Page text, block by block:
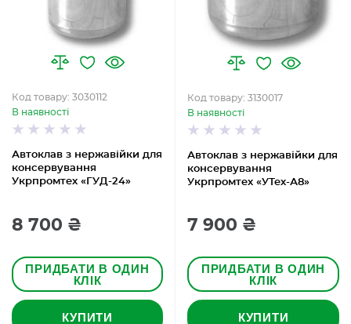
Автоклав з нержавійки для
консервування
Укрпромтех «ГУД-24»
Код товару: 3030112
В наявності
8 700 ₴
ПРИДБАТИ В ОДИН
КЛІК
КУПИТИ
Автоклав з нержавійки для
консервування
Укрпромтех «УТех-А8»
Код товару: 3130017
В наявності
7 900 ₴
ПРИДБАТИ В ОДИН
КЛІК
КУПИТИ